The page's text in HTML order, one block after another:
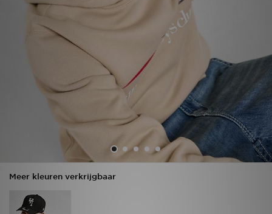
Meer kleuren verkrijgbaar
Vind een winkel
Bestelling traceren
Download de app